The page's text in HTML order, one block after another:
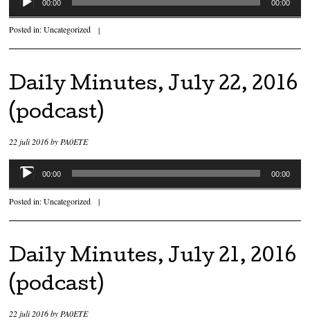
00:00 00:00
Posted in:Uncategorized |
Daily Minutes, July 22, 2016
(podcast)
22 juli 2016byPA0ETE
Audiospeler
00:00 00:00
Posted in:Uncategorized |
Daily Minutes, July 21, 2016
(podcast)
22 juli 2016by PA0ETE